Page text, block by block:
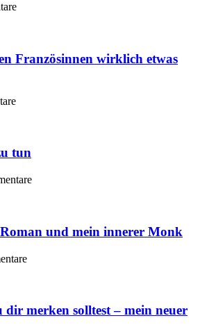
Französinnen wirklich etwas
tun
Roman und mein innerer Monk
merken solltest – mein neuer